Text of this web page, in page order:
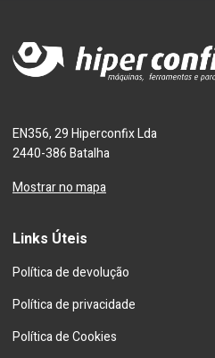
EN356, 29 Hiperconfix Lda
2440-386 Batalha
Mostrar no mapa
Links Úteis
Política de devolução
Política de privacidade
Política de Cookies